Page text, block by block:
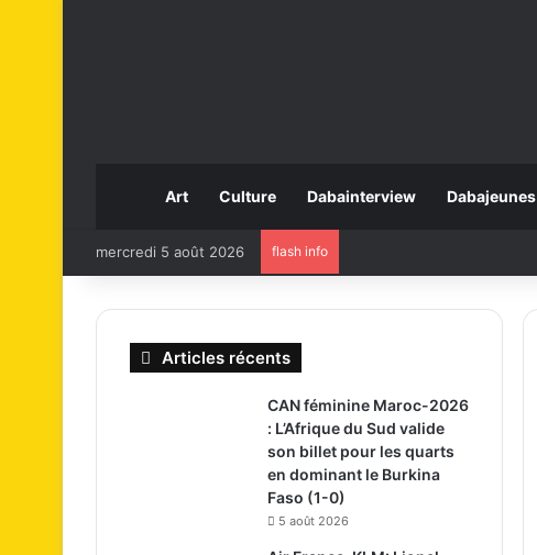
Art Culture Dabainterview Dabajeunes
mercredi 5 août 2026 flash info
Articles récents
CAN féminine Maroc-2026
: L’Afrique du Sud valide
son billet pour les quarts
en dominant le Burkina
Faso (1-0)
5 août 2026